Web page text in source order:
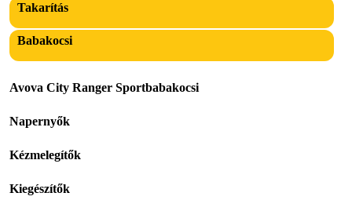
Takarítás
Babakocsi
Avova City Ranger Sportbabakocsi
Napernyők
Kézmelegítők
Kiegészítők